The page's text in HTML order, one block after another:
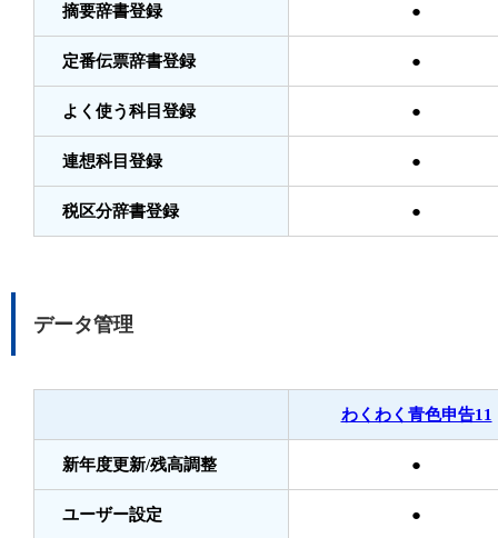
摘要辞書登録 ●
定番伝票辞書登録 ●
よく使う科目登録 ●
連想科目登録 ●
税区分辞書登録 ●
データ管理
わくわく青色申告11
新年度更新/残高調整 ●
ユーザー設定 ●